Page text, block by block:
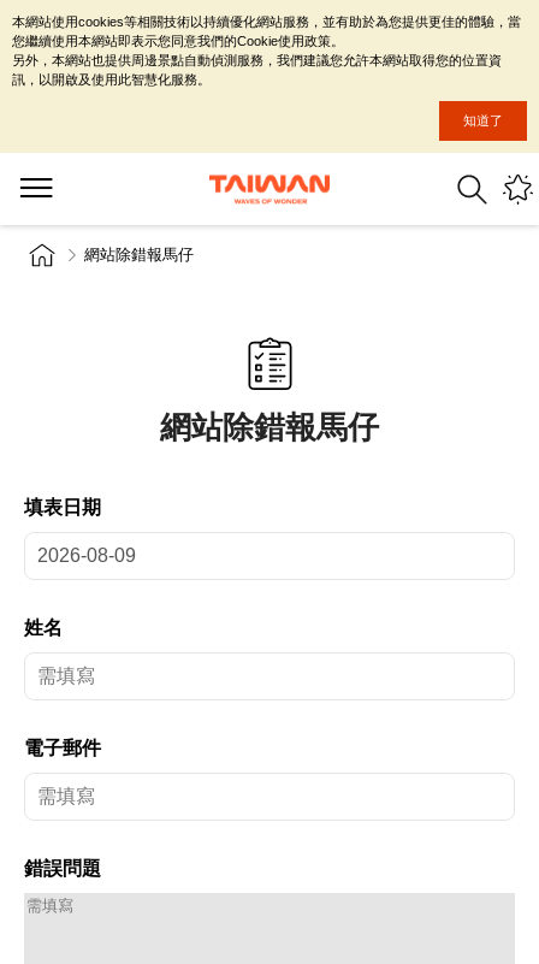
網站除錯報馬仔
網站除錯報馬仔
填表日期
姓名
電子郵件
錯誤問題
本網站使用cookies等相關技術以持續優化網站服務，並有助於為您提供更佳的體驗，當
您繼續使用本網站即表示您同意我們的Cookie使用政策。
另外，本網站也提供周邊景點自動偵測服務，我們建議您允許本網站取得您的位置資
訊，以開啟及使用此智慧化服務。
知道了